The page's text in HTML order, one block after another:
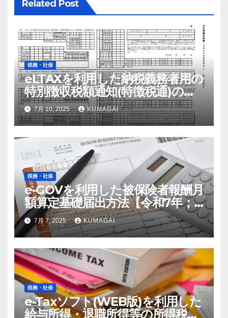
Related Post
税務・社保
eLTAXを利用した納税義務者用の
特別徴収税額通知(特徴税通)の配
布および確認の流れ【令和7年；
2025年】
7月 10, 2025 KUMAGAI
税務・社保
e-GOVを利用した被保険者報酬月
額算定基礎届出方法【令和7年；
2025年届出】
7月 7, 2025 KUMAGAI
税務・社保
e-Taxソフト(WEB版)を利用した
給与所得・退職所得等の所得税徴